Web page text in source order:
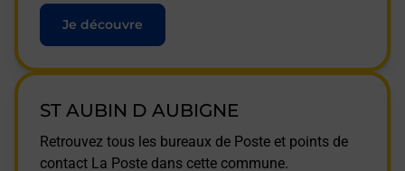
Je découvre
ST AUBIN D AUBIGNE
Retrouvez tous les bureaux de Poste et points de
contact La Poste dans cette commune.